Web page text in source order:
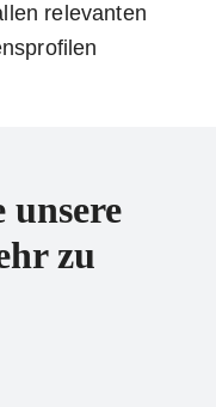
relevanten
zu